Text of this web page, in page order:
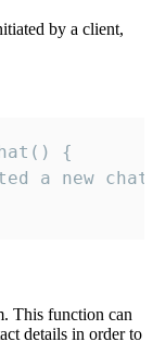
by a client,
{
a new
This function can
details in order to